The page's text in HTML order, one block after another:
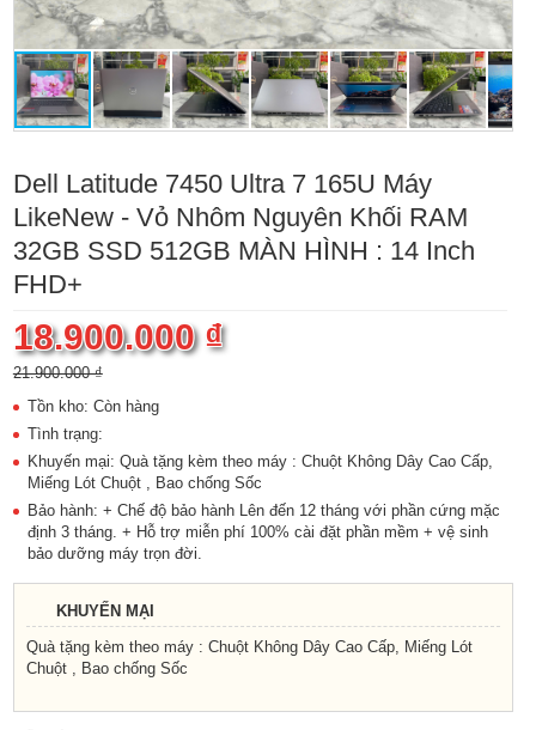
Dell Latitude 7450 Ultra 7 165U Máy
LikeNew - Vỏ Nhôm Nguyên Khối RAM
32GB SSD 512GB MÀN HÌNH : 14 Inch
FHD+
18.900.000 ₫
21.900.000 ₫
Tồn kho: Còn hàng
Tình trạng:
Khuyến mại: Quà tặng kèm theo máy : Chuột Không Dây Cao Cấp,
Miếng Lót Chuột , Bao chống Sốc
Bảo hành: + Chế độ bảo hành Lên đến 12 tháng với phần cứng mặc
định 3 tháng. + Hỗ trợ miễn phí 100% cài đặt phần mềm + vệ sinh
bảo dưỡng máy trọn đời.
KHUYẾN MẠI
Quà tặng kèm theo máy : Chuột Không Dây Cao Cấp, Miếng Lót
Chuột , Bao chống Sốc